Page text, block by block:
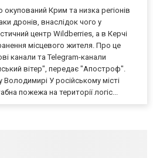
окупований Крим та низка регіонів
дронів, внаслідок чого у
центр Wildberries, а в Керчі
місцевого жителя. Про це
канали та Telegram-канали
вітер", передає "Апостроф".
Володимирі У російському місті
пожежа на території логіс...